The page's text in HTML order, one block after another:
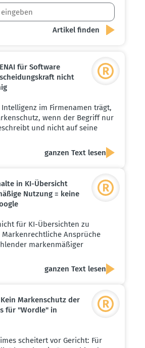
für Software
nicht
im Firmenamen trägt,
wenn der Begriff nur
und nicht auf seine
ganzen Text lesen
in KI-Übersicht
Nutzung = keine
für KI-Übersichten zu
Ansprüche
markenmäßiger
ganzen Text lesen
Marken­schutz der
für "Wordle" in
scheitert vor Gericht: Für